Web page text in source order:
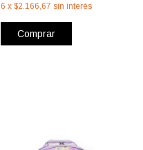
6 x $2.166,67 sin interés
Comprar